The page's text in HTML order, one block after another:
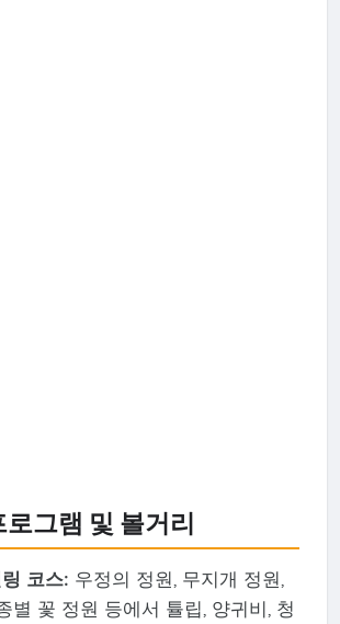
그램 및 볼거리
코스: 우정의 정원, 무지개 정원,
별 꽃 정원 등에서 튤립, 양귀비, 청